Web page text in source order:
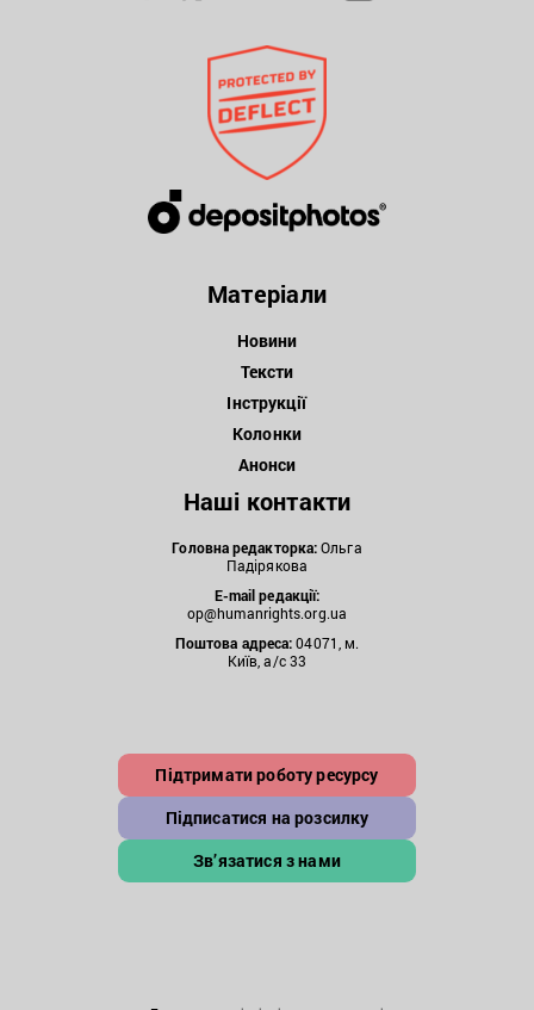
Матеріали
Новини
Тексти
Інструкції
Колонки
Анонси
Наші контакти
Головна редакторка:Ольга
Падірякова
E-mail редакції:
op@humanrights.org.ua
Поштова адреса:04071, м.
Київ, а/с 33
Підтримати роботу ресурсу
Підписатися на розсилку
Зв’язатися з нами